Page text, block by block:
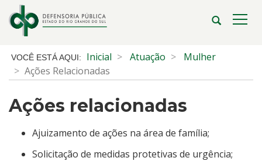
para
para
menu
Abrir
Início
conteúdo
Inicial Atuação
Mulher
Ações Relacionadas
Ações relacionadas
Ajuizamento de ações na área de família;
Solicitação de medidas protetivas de urgência;